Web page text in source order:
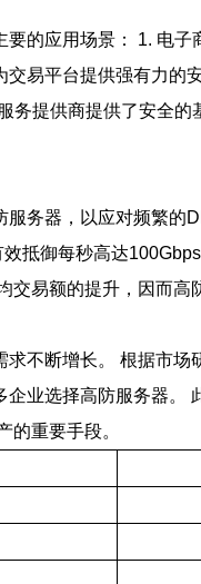
的应用场景： 1. 电
易平台提供强有力
务提供商提供了安全
务器，以应对频繁
抵御每秒高达
易额的提升，因而高
不断增长。 根据市
业选择高防服务器
的重要手段。